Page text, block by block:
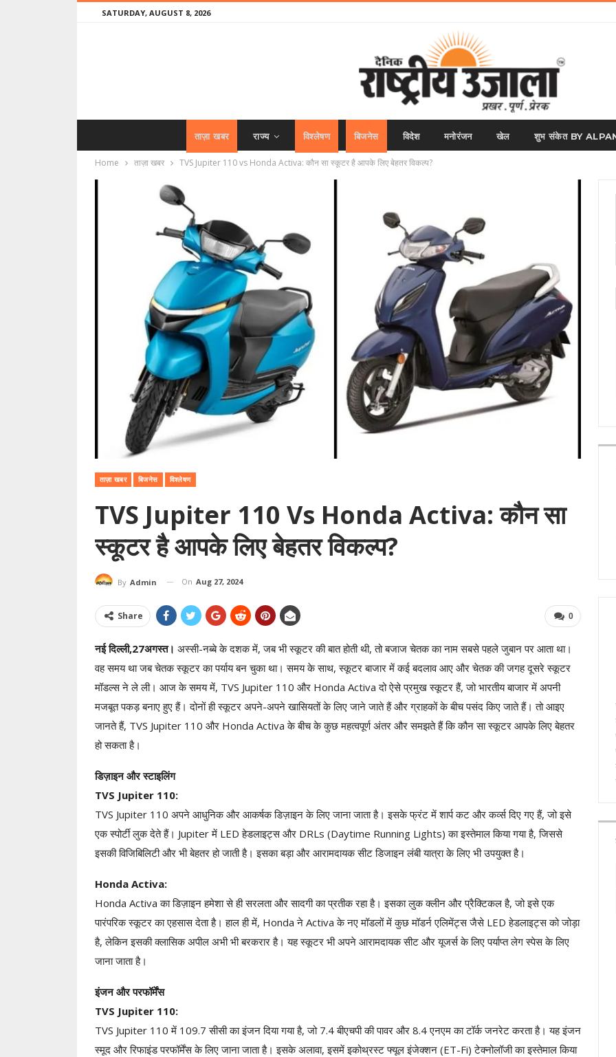
SATURDAY, AUGUST 8, 2026
ताज़ा खबर राज्य विश्लेषण बिजनेस विदेश मनोरंजन खेल शुभ संकेत BY
Home ताज़ा खबर TVS Jupiter 110 vs Honda Activa: कौन सा स्कूटर है आपके लिए बेहतर विकल्प?
ताज़ा खबर बिजनेस विश्लेषण
TVS Jupiter 110 Vs Honda Activa: कौन सा
स्कूटर है आपके लिए बेहतर विकल्प?
By Admin On Aug 27, 2024
0
Share
नई दिल्ली,27अगस्त। अस्सी-नब्बे के दशक में, जब भी स्कूटर की बात होती थी, तो बजाज चेतक का नाम सबसे पहले जुबान पर आता था।
वह समय था जब चेतक स्कूटर का पर्याय बन चुका था। समय के साथ, स्कूटर बाजार में कई बदलाव आए और चेतक की जगह दूसरे स्कूटर
मॉडल्स ने ले ली। आज के समय में, TVS Jupiter 110 और Honda Activa दो ऐसे प्रमुख स्कूटर हैं, जो भारतीय बाजार में अपनी
मजबूत पकड़ बनाए हुए हैं। दोनों ही स्कूटर अपने-अपने खासियतों के लिए जाने जाते हैं और ग्राहकों के बीच पसंद किए जाते हैं। तो आइए
जानते हैं, TVS Jupiter 110 और Honda Activa के बीच के कुछ महत्वपूर्ण अंतर और समझते हैं कि कौन सा स्कूटर आपके लिए बेहतर
हो सकता है।
डिज़ाइन और स्टाइलिंग
TVS Jupiter 110:
TVS Jupiter 110 अपने आधुनिक और आकर्षक डिज़ाइन के लिए जाना जाता है। इसके फ्रंट में शार्प कट और कर्व्स दिए गए हैं, जो इसे
एक स्पोर्टी लुक देते हैं। Jupiter में LED हेडलाइट्स और DRLs (Daytime Running Lights) का इस्तेमाल किया गया है, जिससे
इसकी विजिबिलिटी और भी बेहतर हो जाती है। इसका बड़ा और आरामदायक सीट डिजाइन लंबी यात्रा के लिए भी उपयुक्त है।
Honda Activa:
Honda Activa का डिज़ाइन हमेशा से ही सरलता और सादगी का प्रतीक रहा है। इसका लुक क्लीन और प्रैक्टिकल है, जो इसे एक
पारंपरिक स्कूटर का एहसास देता है। हाल ही में, Honda ने Activa के नए मॉडलों में कुछ मॉडर्न एलिमेंट्स जैसे LED हेडलाइट्स को जोड़ा
है, लेकिन इसकी क्लासिक अपील अभी भी बरकरार है। यह स्कूटर भी अपने आरामदायक सीट और यूजर्स के लिए पर्याप्त लेग स्पेस के लिए
जाना जाता है।
इंजन और परफॉर्मेंस
TVS Jupiter 110:
TVS Jupiter 110 में 109.7 सीसी का इंजन दिया गया है, जो 7.4 बीएचपी की पावर और 8.4 एनएम का टॉर्क जनरेट करता है। यह इंजन
स्मूद और रिफाइंड परफॉर्मेंस के लिए जाना जाता है। इसके अलावा, इसमें इकोथ्रस्ट फ्यूल इंजेक्शन (ET-Fi) टेक्नोलॉजी का इस्तेमाल किया